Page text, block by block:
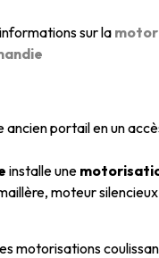
sur la
ancien portail en un
installe une
moteur
motorisations